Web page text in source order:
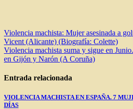
Navegación
de
entradas
Violencia machista: Mujer asesinada a
Vicent (Alicante) (Biografía: Colette)
Violencia machista suma y sigue en
en Gijón y Narón (A Coruña)
Entrada relacionada
VIOLENCIA MACHISTA EN ESPAÑA. 7
DÍAS